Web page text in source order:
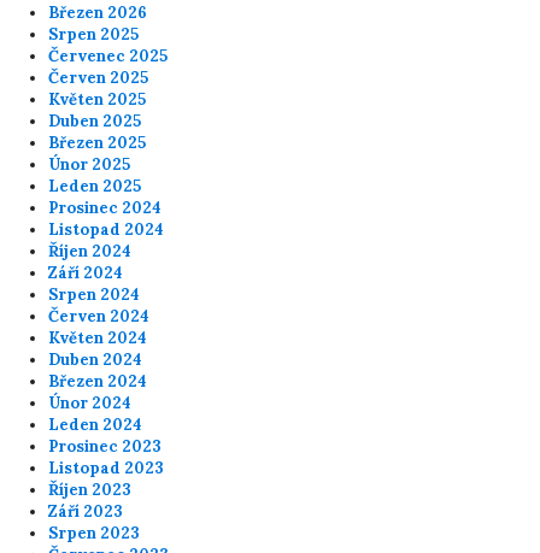
Březen 2026
Srpen 2025
Červenec 2025
Červen 2025
Květen 2025
Duben 2025
Březen 2025
Únor 2025
Leden 2025
Prosinec 2024
Listopad 2024
Říjen 2024
Září 2024
Srpen 2024
Červen 2024
Květen 2024
Duben 2024
Březen 2024
Únor 2024
Leden 2024
Prosinec 2023
Listopad 2023
Říjen 2023
Září 2023
Srpen 2023